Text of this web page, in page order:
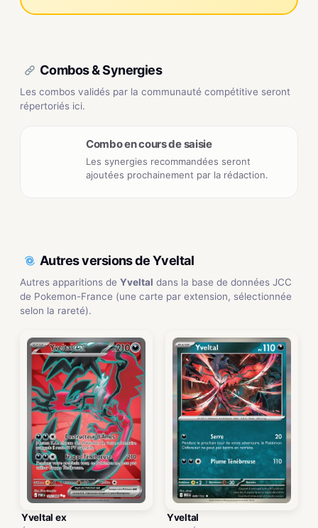
Combos & Synergies
Les combos validés par la communauté compétitive seront
répertoriés ici.
Combo en cours de saisie
Les synergies recommandées seront
ajoutées prochainement par la rédaction.
Autres versions de Yveltal
Autres apparitions de Yveltal dans la base de données JCC
de Pokemon-France (une carte par extension, sélectionnée
selon la rareté).
Yveltal ex Yveltal